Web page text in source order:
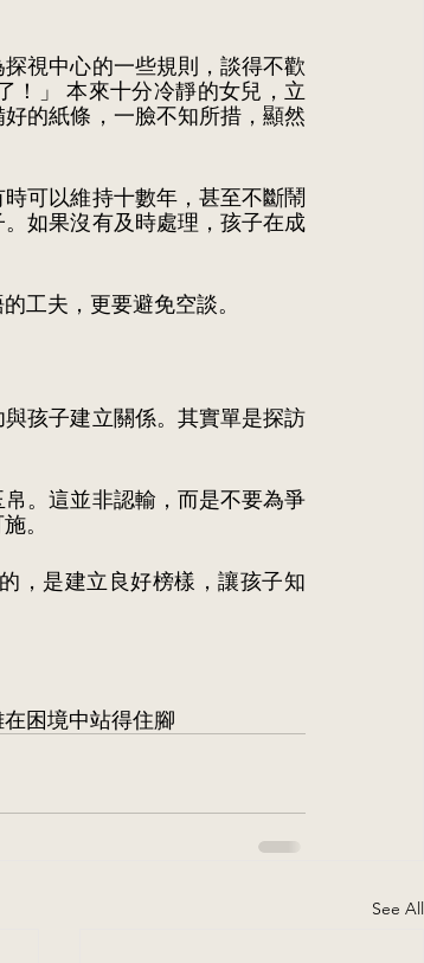
視中心的一些規則，談得不歡
！」 本來十分冷靜的女兒，立
的紙條，一臉不知所措，顯然
可以維持十數年，甚至不斷鬧
如果沒有及時處理，孩子在成
工夫，更要避免空談。
孩子建立關係。其實單是探訪
。這並非認輸，而是不要為爭
。
，是建立良好榜樣，讓孩子知
困境中站得住腳
See All